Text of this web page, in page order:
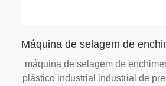
máquina de selagem de
plástico industrial industrial de